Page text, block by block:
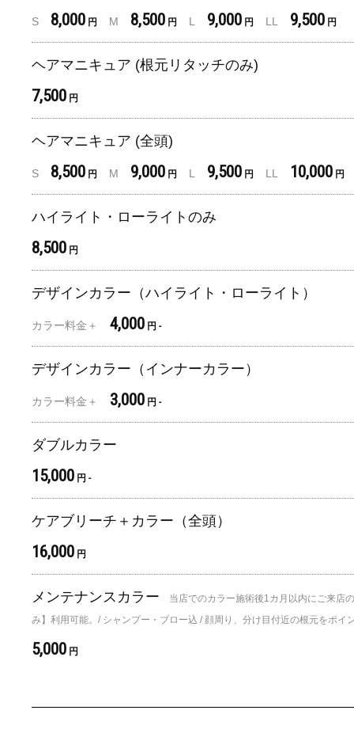
S 8,000 円 M 8,500 円 L 9,000 円 LL 9,500 円
ヘアマニキュア (根元リタッチのみ)
7,500 円
ヘアマニキュア (全頭)
S 8,500 円 M 9,000 円 L 9,500 円 LL 10,000 円
ハイライト・ローライトのみ
8,500 円
デザインカラー（ハイライト・ローライト）
カラー料金＋ 4,000 円 -
デザインカラー（インナーカラー）
カラー料金＋ 3,000 円 -
ダブルカラー
15,000 円 -
ケアブリーチ＋カラー（全頭）
16,000 円
メンテナンスカラー
当店でのカラー施術後1カ月以内にご来店
み】利用可能。/ シャンプー・ブロー込 / 顔周り、分け目付近の根元をポイ
5,000 円